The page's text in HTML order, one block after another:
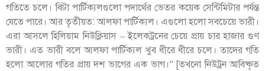
গতিতে চলে। বিটা পার্টিক্যলগুলো পদার্থের ভেতর কয়েক সেন্টিমিটার পর্যন্ত
যেতে পারে। আর তৃতীয়ত: আলফা পার্টিক্যল। এগুলো হলো সবচেয়ে ভারী।
এরা আসলে হিলিয়াম নিউক্লিয়াস – ইলেকট্রনের চেয়ে প্রায় চার হাজার গুণ
ভারী। এত ভারী বলে আলফা পার্টিক্যল খুব ধীরে ধীরে চলে। তাদের গতি
হলো আলোর গতির প্রায় দশ ভাগের এক ভাগ।” [তখনো নিউট্রন আবিষ্কৃত